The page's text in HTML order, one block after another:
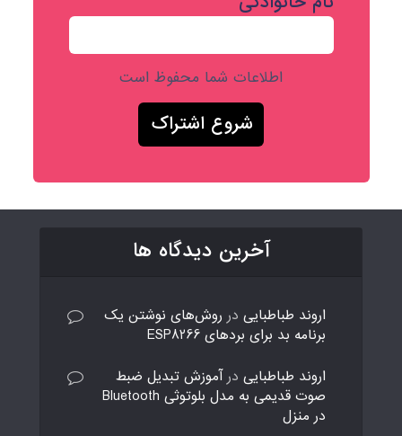
اطلاعات شما محفوظ است
آخرین دیدگاه ها
اروند طباطبایی در روش‌های نوشتن یک
برنامه بد برای بردهای ESP8266
اروند طباطبایی درآموزش تبدیل ضبط
صوت قدیمی به مدل بلوتوثی Bluetooth
در منزل